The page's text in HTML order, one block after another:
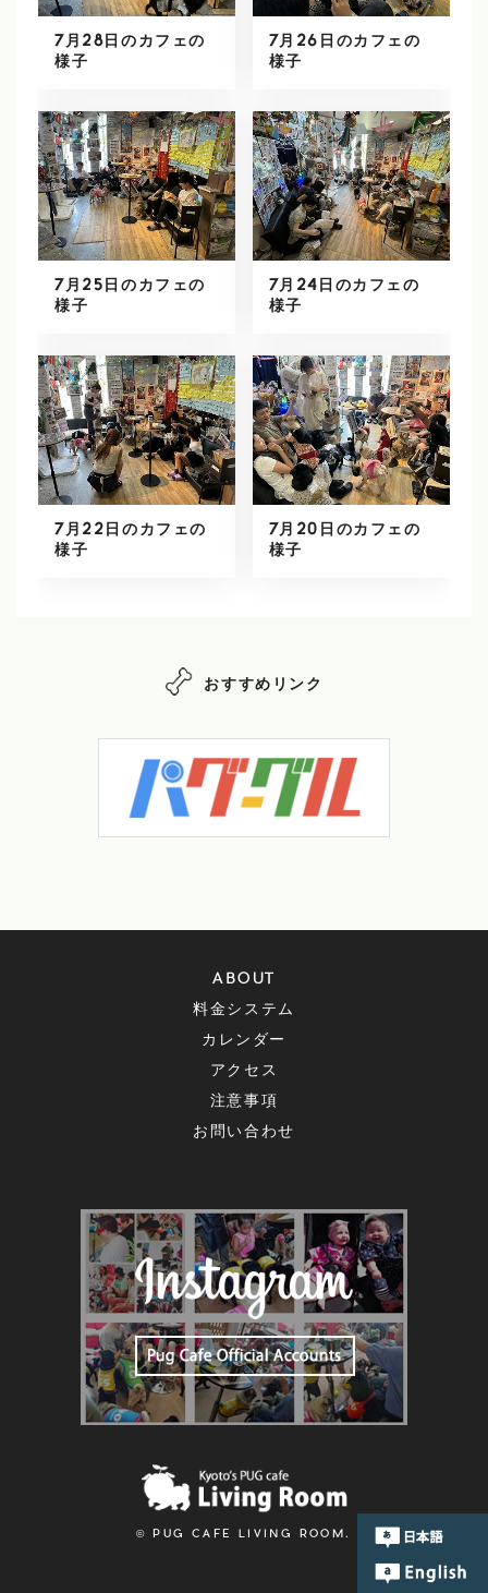
7月28日のカフェの
様子
7月26日のカフェの
様子
7月25日のカフェの
様子
7月24日のカフェの
様子
7月22日のカフェの
様子
7月20日のカフェの
様子
おすすめリンク
ABOUT
料金システム
カレンダー
アクセス
注意事項
お問い合わせ
© PUG CAFE LIVING ROOM.